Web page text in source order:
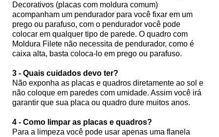
Decorativos (placas com moldura comum)
acompanham um pendurador para você fixar em um
prego ou parafuso, com o pendurador você pode
colocar em qualquer tipo de parede. O quadro com
Moldura Filete não necessita de pendurador, como é
caixa alta, basta coloca-lo em prego ou parafuso.
3 - Quais cuidados devo ter?
Não exponha as placas e quadros diretamente ao sol e
não coloque em paredes com umidade. Assim você irá
garantir que sua placa ou quadro dure muitos anos.
4 - Como limpar as placas e quadros?
Para a limpeza você pode usar apenas uma flanela